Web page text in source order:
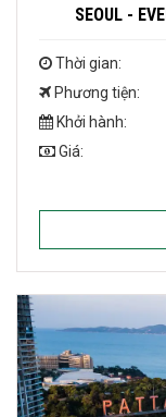
SEOUL -
Thời gian:
Phương tiện:
Khởi hành:
Giá: